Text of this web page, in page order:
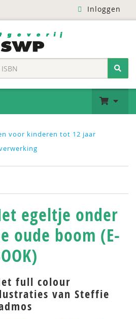
Inloggen
voor kinderen tot 12 jaar
egeltje onder
oude boom (E-
full colour
van Steffie